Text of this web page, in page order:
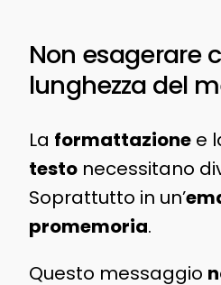
Non esagerare
lunghezza del
La formattazionee
testonecessitano
Soprattutto in un’
promemoria.
Questo messaggio